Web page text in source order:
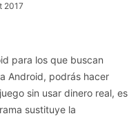
2017
para los que buscan
Android, podrás hacer
sin usar dinero real, es
sustituye la